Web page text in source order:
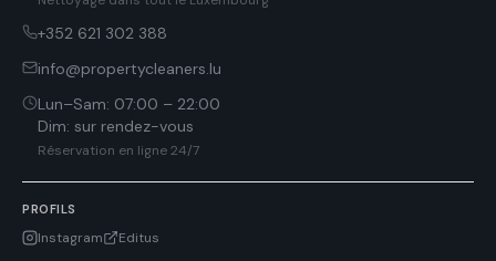
+352 621 302 388
info@propertycleaners.lu
Lun–Sam: 07:00 – 22:00
Dim: sur rendez-vous
Réservation en ligne 24/7
PROFILS
Instagram Editus